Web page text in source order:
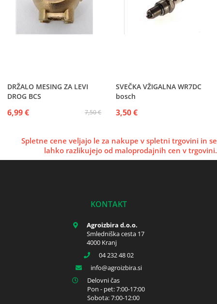
DRŽALO MESING ZA LEVI
DROG BCS
7,50 €
6,99 €
SVEČKA VŽIGALNA WR7DC
bosch
3,50 €
Spletne cene veljajo le za nakupe v spletni trgovini in se
lahko razlikujejo od maloprodajnih cen v trgovini.
KONTAKT
Agroizbira d.o.o.
Smledniška cesta 17
4000 Kranj
04 232 48 02
info
agroizbira.si
Delovni čas
Pon - pet: 7:00-17:00
Sobota: 7:00-12:00